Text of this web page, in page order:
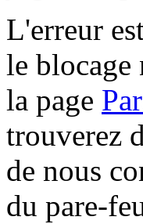
L'erreur
le blocage
la page
trouverez
de nous
du pare-